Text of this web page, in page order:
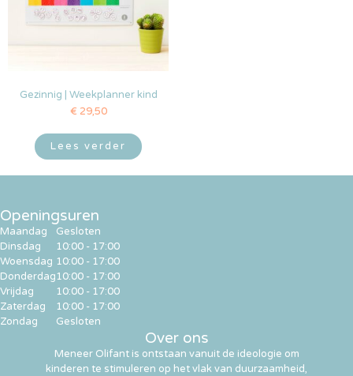
Gezinnig | Weekplanner kind
€ 29,50
Lees verder
Over ons
Meneer Olifant is ontstaan vanuit de ideologie om
kinderen te stimuleren op het vlak van duurzaamheid,
Openingsuren
Maandag
Dinsdag
Woensdag
Donderdag
Vrijdag
Zaterdag
Zondag
Gesloten
10:00 - 17:00
10:00 - 17:00
10:00 - 17:00
10:00 - 17:00
10:00 - 17:00
Gesloten